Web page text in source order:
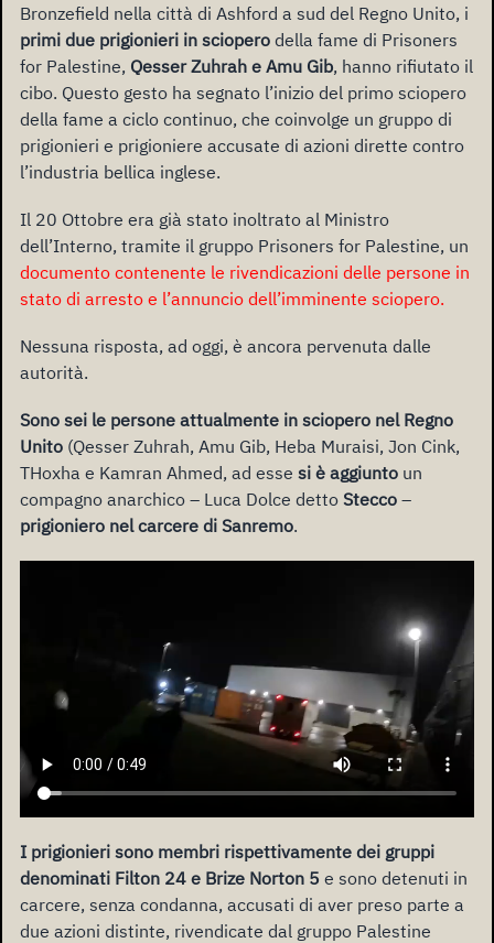
Bronzefield nella città di Ashford a sud del Regno Unito, i
primi due prigionieri in sciopero della fame di Prisoners
for Palestine, Qesser Zuhrah e Amu Gib, hanno rifiutato il
cibo. Questo gesto ha segnato l’inizio del primo sciopero
della fame a ciclo continuo, che coinvolge un gruppo di
prigionieri e prigioniere accusate di azioni dirette contro
l’industria bellica inglese.
Il 20 Ottobre era già stato inoltrato al Ministro
dell’Interno, tramite il gruppo Prisoners for Palestine, un
documento contenente le rivendicazioni delle persone in
stato di arresto e l’annuncio dell’imminente sciopero.
Nessuna risposta, ad oggi, è ancora pervenuta dalle
autorità.
Sono sei le persone attualmente in sciopero nel Regno
Unito (Qesser Zuhrah, Amu Gib, Heba Muraisi, Jon Cink,
THoxha e Kamran Ahmed, ad esse si è aggiunto un
compagno anarchico – Luca Dolce detto Stecco –
prigioniero nel carcere di Sanremo.
I prigionieri sono membri rispettivamente dei gruppi
denominati Filton 24 e Brize Norton 5 e sono detenuti in
carcere, senza condanna, accusati di aver preso parte a
due azioni distinte, rivendicate dal gruppo Palestine